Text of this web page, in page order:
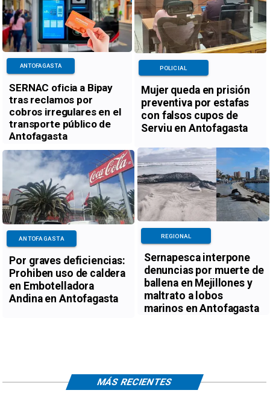
SERNAC oficia a Bipay
tras reclamos por
cobros irregulares en el
transporte público de
Antofagasta
ANTOFAGASTA
Mujer queda en prisión
preventiva por estafas
con falsos cupos de
Serviu en Antofagasta
POLICIAL
Por graves deficiencias:
Prohiben uso de caldera
en Embotelladora
Andina en Antofagasta
ANTOFAGASTA
Sernapesca interpone
denuncias por muerte de
ballena en Mejillones y
maltrato a lobos
marinos en Antofagasta
REGIONAL
MÁS RECIENTES